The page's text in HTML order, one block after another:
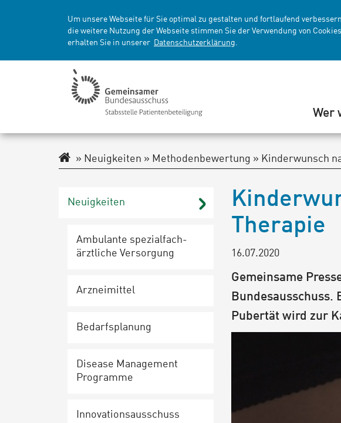
Um unsere Webseite für Sie optimal zu gestalten und fortlaufend
die weitere Nutzung der Webseite stimmen Sie der Verwendung von
erhalten Sie in unserer Datenschutzerklärung.
Wer
Navigationspfad
Neuigkeiten Methodenbewertung Kinderwunsch
Neu­ig­kei­ten
Ambulante spe­zi­al­fach­
ärzt­li­che Ver­sor­gung
Arz­nei­mit­tel
Be­darfs­pla­nung
Disease Ma­nage­ment
Programme
In­no­va­ti­ons­aus­schuss
Therapie
16.07.2020
Gemeinsame
Bundesausschuss.
Pubertät wird zur